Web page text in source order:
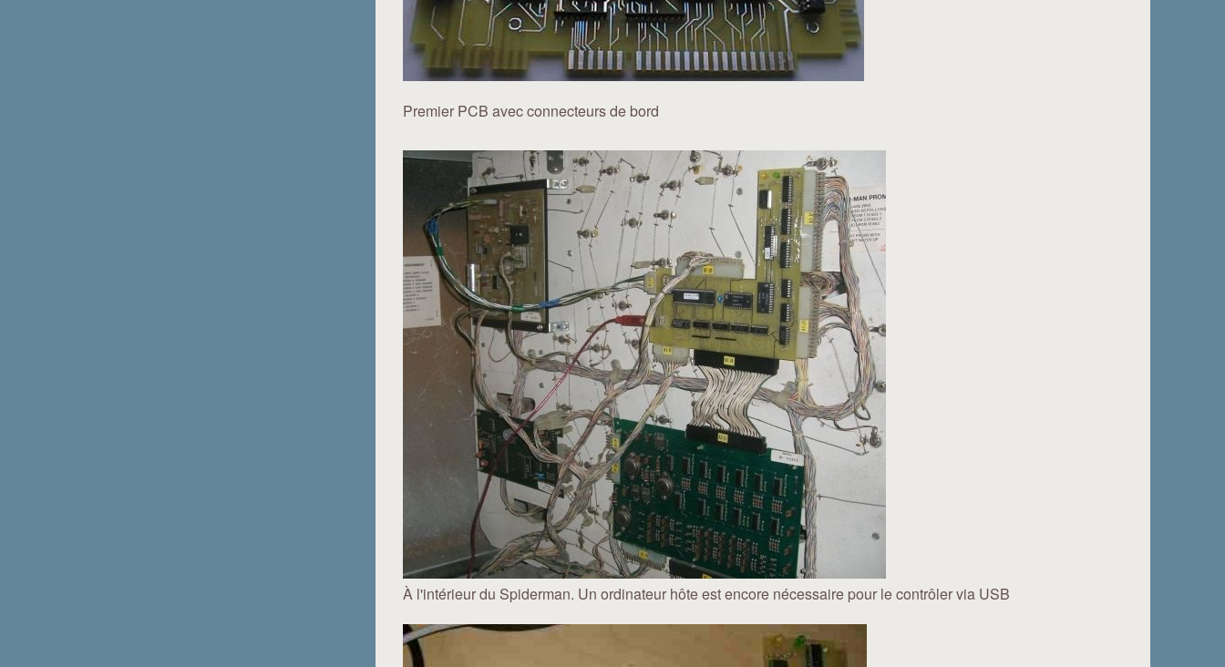
Premier PCB avec connecteurs de bord
À l'intérieur du Spiderman. Un ordinateur hôte est encore nécessaire pour le contrôler via USB